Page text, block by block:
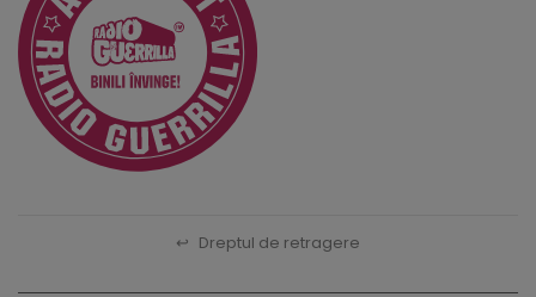
↩ Dreptul de retragere